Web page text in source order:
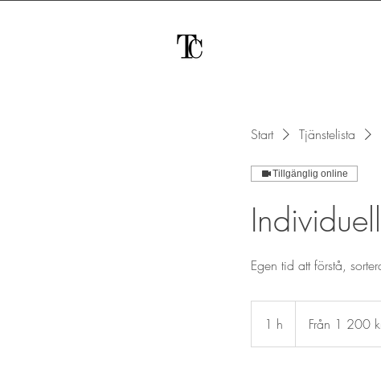
Start Tjänstelista
Tillgänglig online
Egen tid att förstå,
1 h
svenska
Från 1 200